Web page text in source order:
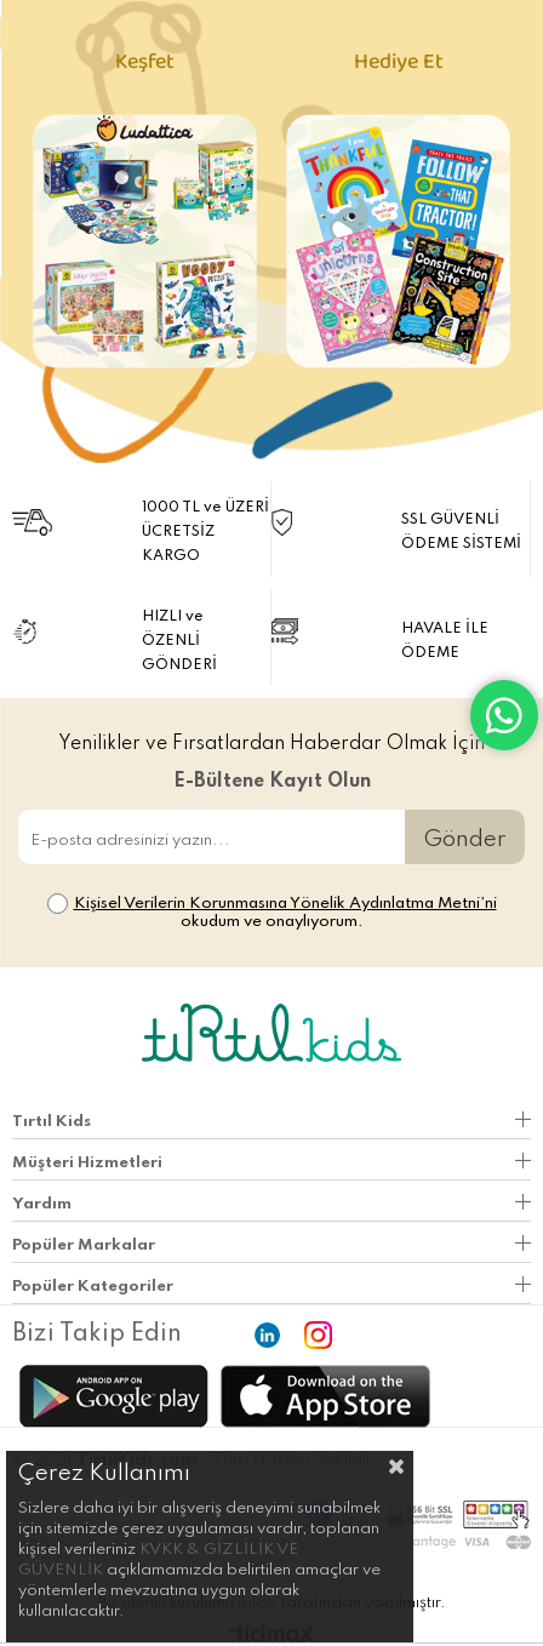
Keşfet Hediye Et
1000 TL ve ÜZERİ
ÜCRETSİZ
KARGO
SSL GÜVENLİ
ÖDEME SİSTEMİ
HIZLI ve
ÖZENLİ
GÖNDERİ
HAVALE İLE
ÖDEME
Yenilikler ve Fırsatlardan Haberdar Olmak İçin
E-Bültene Kayıt Olun
Gönder
Kişisel Verilerin Korunmasına Yönelik Aydınlatma Metni’ni
okudum ve onaylıyorum.
Tırtıl Kids
Müşteri Hizmetleri
Yardım
Popüler Markalar
Popüler Kategoriler
Bizi Takip Edin
© 2021 TirtilKids.com
Bu sitenin kurulumu tarafından yapılmıştır.
Çerez Kullanımı
Sizlere daha iyi bir alışveriş deneyimi sunabilmek
için sitemizde çerez uygulaması vardır, toplanan
kişisel verileriniz KVKK & GİZLİLİK VE
GÜVENLİK açıklamamızda belirtilen amaçlar ve
yöntemlerle mevzuatına uygun olarak
kullanılacaktır.